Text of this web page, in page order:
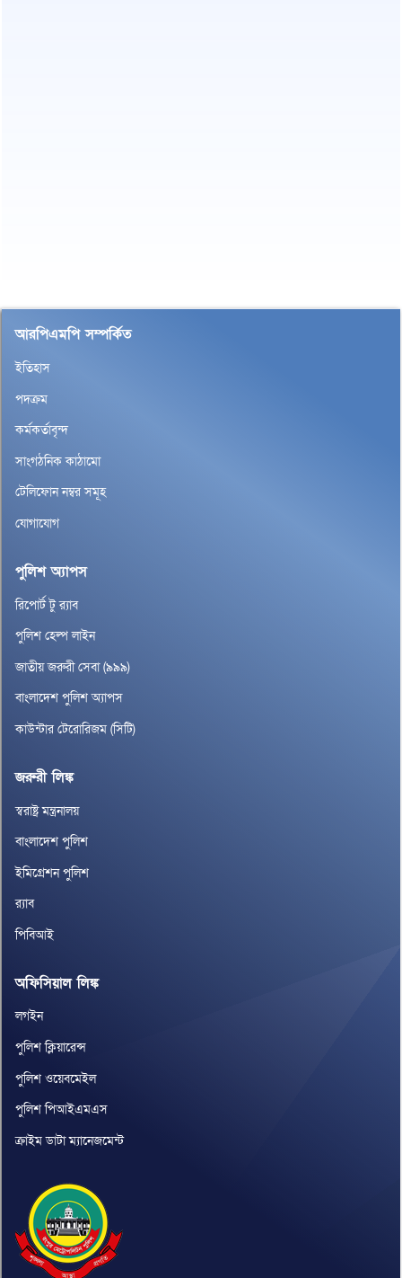
আরপিএমপি সম্পর্কিত
ইতিহাস
পদক্রম
কর্মকর্তাবৃন্দ
সাংগঠনিক কাঠামো
টেলিফোন নম্বর সমূহ
যোগাযোগ
পুলিশ অ্যাপস
রিপোর্ট টু র‌্যাব
পুলিশ হেল্প লাইন
জাতীয় জরুরী সেবা (৯৯৯)
বাংলাদেশ পুলিশ অ্যাপস
কাউন্টার টেরোরিজম (সিটি)
জরুরী লিঙ্ক
স্বরাষ্ট্র মন্ত্রনালয়
বাংলাদেশ পুলিশ
ইমিগ্রেশন পুলিশ
র‌্যাব
পিবিআই
অফিসিয়াল লিঙ্ক
লগইন
পুলিশ ক্লিয়ারেন্স
পুলিশ ওয়েবমেইল
পুলিশ পিআইএমএস
ক্রাইম ডাটা ম্যানেজমেন্ট